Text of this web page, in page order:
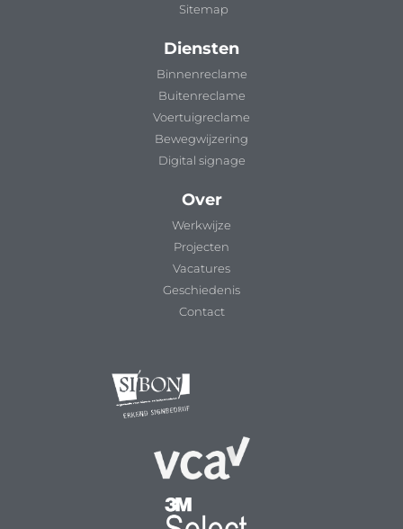
Sitemap
Diensten
Binnenreclame
Buitenreclame
Voertuigreclame
Bewegwijzering
Digital signage
Over
Werkwijze
Projecten
Vacatures
Geschiedenis
Contact